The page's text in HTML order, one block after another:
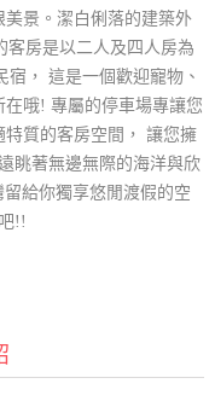
景。潔白俐落的建築外
客房是以二人及四人房為
， 這是一個歡迎寵物、
哦! 專屬的停車場專讓您
質的客房空間， 讓您擁
眺著無邊無際的海洋與欣
給你獨享悠閒渡假的空
!!